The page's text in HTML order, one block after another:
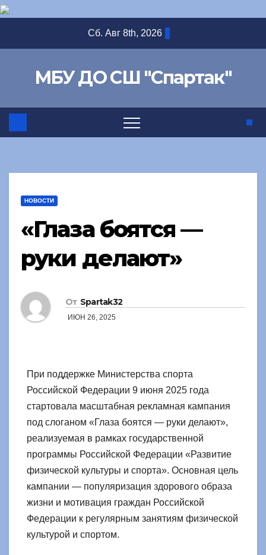
Сб. Авг 8th, 2026
МБУ ДО СШ "Спартак"
НОВОСТИ
«Глаза боятся —
руки делают»
От Spartak32
ИЮН 26, 2025
При поддержке Министерства спорта
Российской Федерации 9 июня 2025 года
стартовала масштабная рекламная кампания
под слоганом «Глаза боятся — руки делают»,
реализуемая в рамках государственной
программы Российской Федерации «Развитие
физической культуры и спорта». Основная цель
кампании — популяризация здорового образа
жизни и мотивация граждан Российской
Федерации к регулярным занятиям физической
культурой и спортом.